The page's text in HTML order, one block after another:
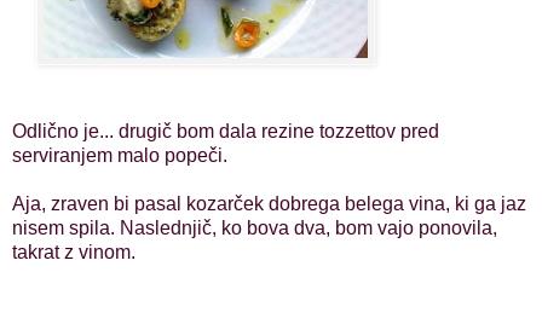
Odlično je... drugič bom dala rezine tozzettov pred
serviranjem malo popeči.
Aja, zraven bi pasal kozarček dobrega belega vina, ki ga jaz
nisem spila. Naslednjič, ko bova dva, bom vajo ponovila,
takrat z vinom.